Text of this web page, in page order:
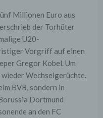
Millionen Euro aus
der Torhüter
U20-
Vorgriff auf einen
Gregor Kobel. Um
wieder Wechselgerüchte.
BVB, sondern in
Dortmund
an den FC